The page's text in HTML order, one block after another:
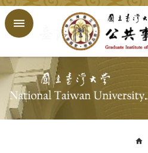
跳到主要內容區塊
搜
尋
回
首
頁